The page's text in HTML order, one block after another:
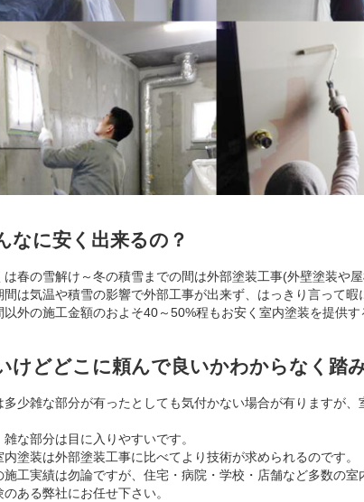
なに安く出来るの？
は春の雪解け～冬の積雪までの間は外部塗装工事(外壁塗装や
間は気温や積雪の影響で外部工事が出来ず、はっきり言って暇
外の施工金額のおよそ40～50%程もお安く室内塗装を提供す
けどどこに頼んで良いかわからなく踏み
多少雑な部分が有ったとしても気付かない場合が有りますが
な部分は目に入りやすいです。
塗装は外部塗装工事に比べてより技術が求められるのです。
工実績は勿論ですが、住宅・病院・学校・店舗など多数の室
ある弊社にお任せ下さい。